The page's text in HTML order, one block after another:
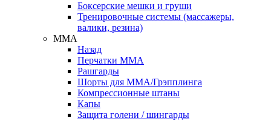
Боксерские мешки и груши
Тренировочные системы (массажеры,
валики, резина)
ММА
Назад
Перчатки ММА
Рашгарды
Шорты для ММА/Грэпплинга
Компрессионные штаны
Капы
Защита голени / шингарды